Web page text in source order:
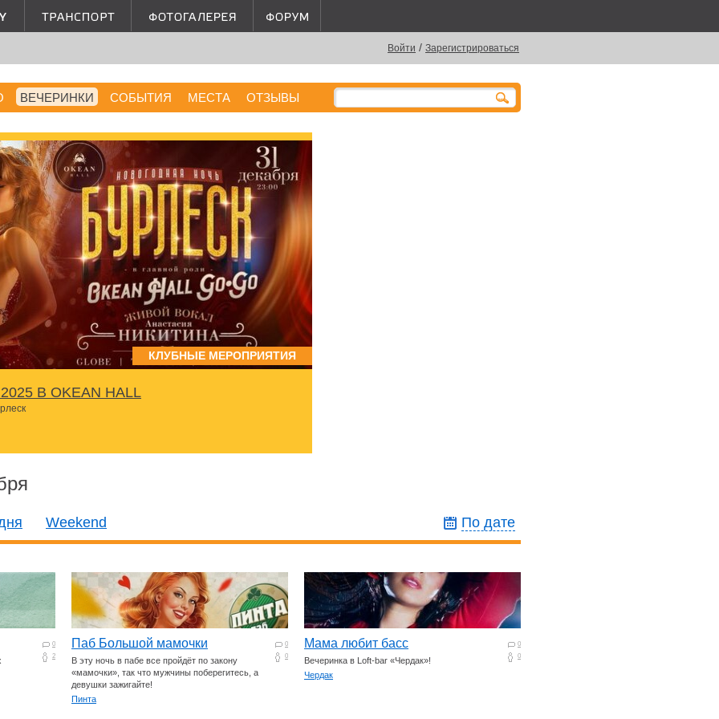
Войти / Зарегистрироваться
ВЕЧЕРИНКИ СОБЫТИЯ МЕСТА ОТЗЫВЫ
КЛУБНЫЕ МЕРОПРИЯТИЯ
В OKEАN HALL
Weekend По дате
0
2
0
0
Паб Большой мамочки
В эту ночь в пабе все пройдёт по закону
«мамочки», так что мужчины поберегитесь, а
девушки зажигайте!
Пинта
0
0
Мама любит басс
Вечеринка в Loft-bar «Чердак»!
Чердак